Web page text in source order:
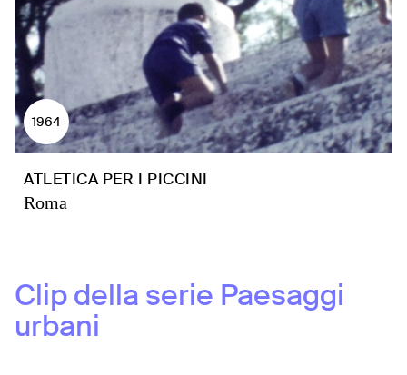
1964
ATLETICA PER I PICCINI
Roma
Clip della serie Paesaggi
urbani